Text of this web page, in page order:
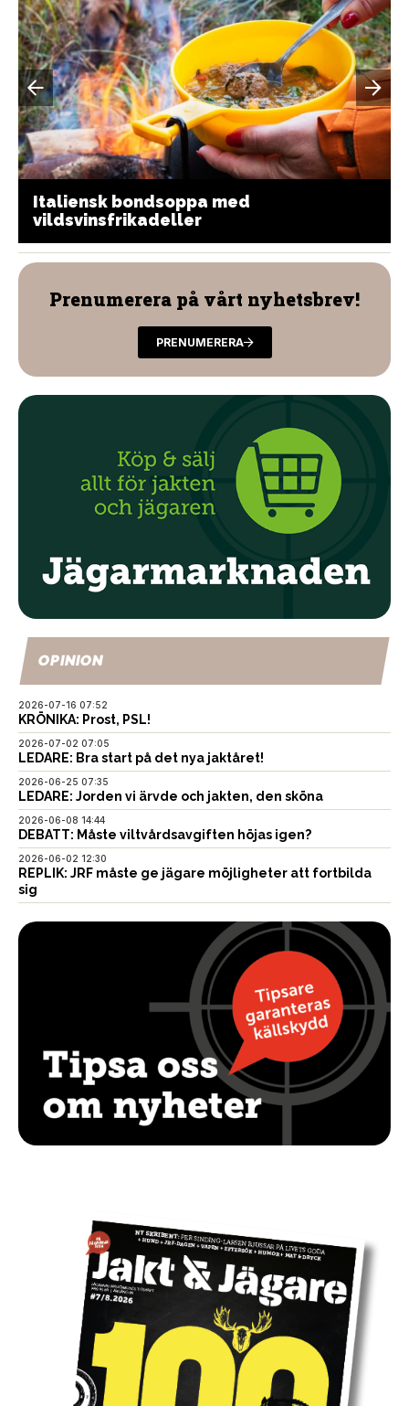
Italiensk bondsoppa med
vildsvinsfrikadeller
Prenumerera på vårt nyhetsbrev!
PRENUMERERA
OPINION
2026-07-16 07:52
KRÖNIKA: Prost, PSL!
2026-07-02 07:05
LEDARE: Bra start på det nya jaktåret!
2026-06-25 07:35
LEDARE: Jorden vi ärvde och jakten, den sköna
2026-06-08 14:44
DEBATT: Måste viltvårdsavgiften höjas igen?
2026-06-02 12:30
REPLIK: JRF måste ge jägare möjligheter att fortbilda
sig